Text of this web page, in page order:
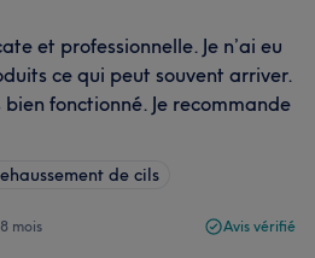
et professionnelle. Je n’ai eu
ce qui peut souvent arriver.
fonctionné. Je recommande
de cils
mois Avis vérifié